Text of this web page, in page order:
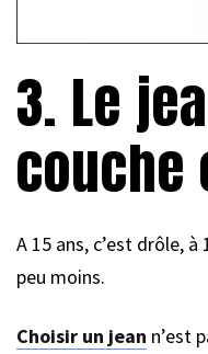
3. Le
couche
A 15 ans, c’est drôle,
peu moins.
Choisir un jean n’est